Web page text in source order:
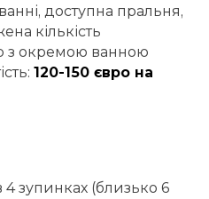
ванні, доступна пральня,
кількість
з окремою ванною
120-150 євро на
зупинках (близько 6